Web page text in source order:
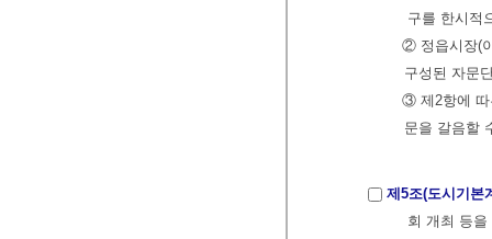
구를 한시적
② 정읍시장(
구성된 자문
③ 제2항에 따
문을 갈음할
제5조(도시기본
회 개최 등